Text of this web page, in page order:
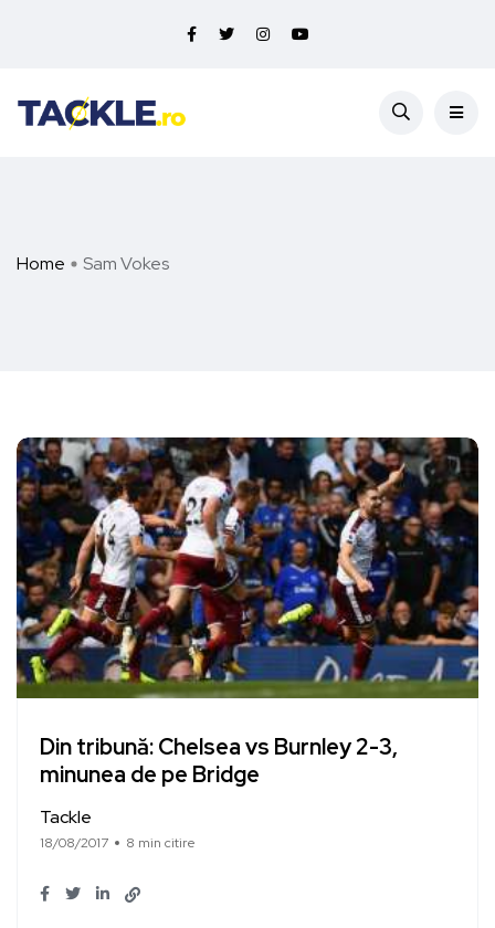
Home Sam Vokes
Din tribună: Chelsea vs Burnley 2-3,
minunea de pe Bridge
Tackle
18/08/2017 8 min citire